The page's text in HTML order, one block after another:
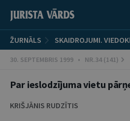
ŽURNĀLS SKAIDROJUMI.
30. SEPTEMBRIS 1999 • NR.34 (141)
Par ieslodzījuma vietu
KRIŠJĀNIS RUDZĪTIS